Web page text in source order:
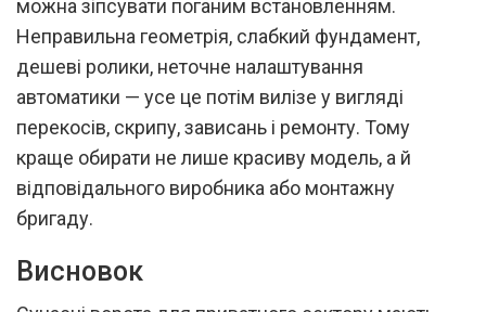
можна зіпсувати поганим встановленням.
Неправильна геометрія, слабкий фундамент,
дешеві ролики, неточне налаштування
автоматики — усе це потім вилізе у вигляді
перекосів, скрипу, зависань і ремонту. Тому
краще обирати не лише красиву модель, а й
відповідального виробника або монтажну
бригаду.
Висновок